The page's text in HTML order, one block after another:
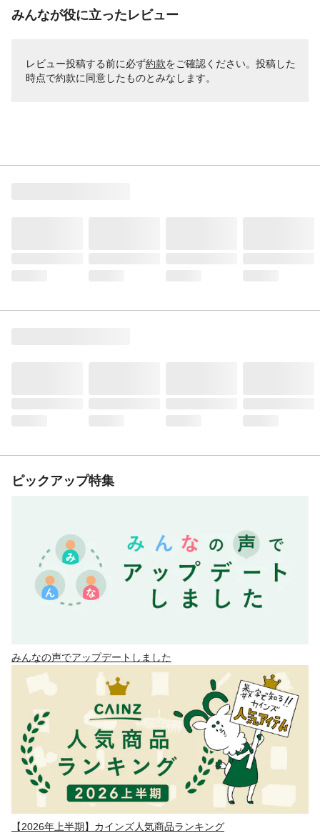
みんなが役に立ったレビュー
レビュー投稿する前に必ず約款をご確認ください。投稿した
時点で約款に同意したものとみなします。
ピックアップ特集
みんなの声でアップデートしました
【2026年上半期】カインズ人気商品ランキング